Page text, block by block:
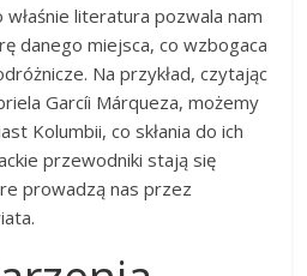
literatura pozwala nam
danego miejsca, co wzbogaca
Na przykład, czytając
Garcíi Márqueza, możemy
Kolumbii, co skłania do ich
przewodniki stają się
prowadzą nas przez